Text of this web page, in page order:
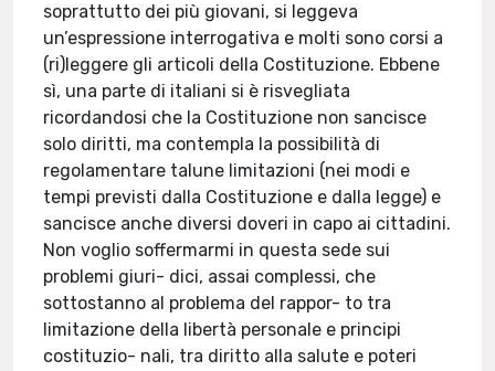
soprattutto dei più giovani, si leggeva
un’espressione interrogativa e molti sono corsi a
(ri)leggere gli articoli della Costituzione. Ebbene
sì, una parte di italiani si è risvegliata
ricordandosi che la Costituzione non sancisce
solo diritti, ma contempla la possibilità di
regolamentare talune limitazioni (nei modi e
tempi previsti dalla Costituzione e dalla legge) e
sancisce anche diversi doveri in capo ai cittadini.
Non voglio soffermarmi in questa sede sui
problemi giuri- dici, assai complessi, che
sottostanno al problema del rappor- to tra
limitazione della libertà personale e principi
costituzio- nali, tra diritto alla salute e poteri